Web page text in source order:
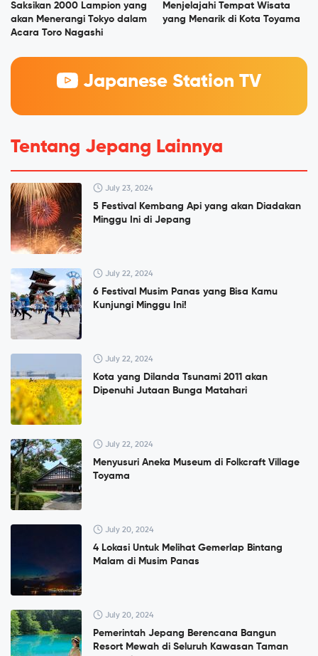
Saksikan 2000 Lampion yang
akan Menerangi Tokyo dalam
Acara Toro Nagashi
Menjelajahi Tempat Wisata
yang Menarik di Kota Toyama
Japanese Station TV
Tentang Jepang Lainnya
July 23, 2024
5 Festival Kembang Api yang akan Diadakan
Minggu Ini di Jepang
July 22, 2024
6 Festival Musim Panas yang Bisa Kamu
Kunjungi Minggu Ini!
July 22, 2024
Kota yang Dilanda Tsunami 2011 akan
Dipenuhi Jutaan Bunga Matahari
July 22, 2024
Menyusuri Aneka Museum di Folkcraft Village
Toyama
July 20, 2024
4 Lokasi Untuk Melihat Gemerlap Bintang
Malam di Musim Panas
July 20, 2024
Pemerintah Jepang Berencana Bangun
Resort Mewah di Seluruh Kawasan Taman